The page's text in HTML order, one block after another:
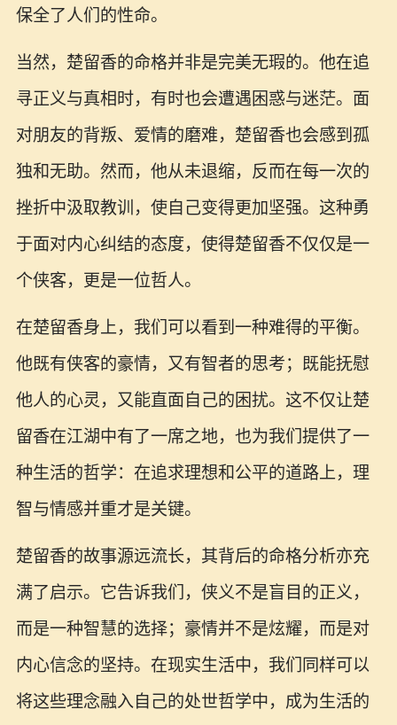
保全了人们的性命。
当然，楚留香的命格并非是完美无瑕的。他在追
寻正义与真相时，有时也会遭遇困惑与迷茫。面
对朋友的背叛、爱情的磨难，楚留香也会感到孤
独和无助。然而，他从未退缩，反而在每一次的
挫折中汲取教训，使自己变得更加坚强。这种勇
于面对内心纠结的态度，使得楚留香不仅仅是一
个侠客，更是一位哲人。
在楚留香身上，我们可以看到一种难得的平衡。
他既有侠客的豪情，又有智者的思考；既能抚慰
他人的心灵，又能直面自己的困扰。这不仅让楚
留香在江湖中有了一席之地，也为我们提供了一
种生活的哲学：在追求理想和公平的道路上，理
智与情感并重才是关键。
楚留香的故事源远流长，其背后的命格分析亦充
满了启示。它告诉我们，侠义不是盲目的正义，
而是一种智慧的选择；豪情并不是炫耀，而是对
内心信念的坚持。在现实生活中，我们同样可以
将这些理念融入自己的处世哲学中，成为生活的